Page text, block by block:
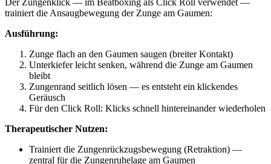
trainiert die Ansaugbewegung der Zunge am Gaumen:
Ausführung:
Zunge flach an den Gaumen saugen (breiter Kontakt)
Unterkiefer leicht senken, während die Zunge am Gaumen
bleibt
Zungenrand seitlich lösen — es entsteht ein klickendes
Geräusch
Für den Click Roll: Klicks schnell hintereinander wiederholen
Therapeutischer Nutzen:
Trainiert die Zungenrückzugsbewegung (Retraktion) —
zentral für die Zungenruhelage am Gaumen